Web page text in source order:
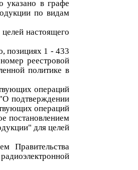
указано в графе
по видам
настоящего
позициях 1 - 433
реестровой
политике в
операций
подтверждении
операций
постановлением
для целей
Правительства